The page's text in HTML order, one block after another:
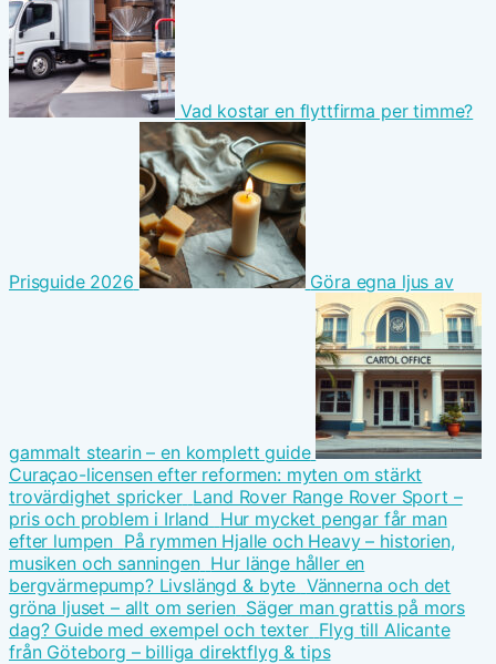
Vad kostar en flyttfirma per timme?
Prisguide 2026 Göra egna ljus av
gammalt stearin – en komplett guide
Curaçao-licensen efter reformen: myten om stärkt
trovärdighet spricker Land Rover Range Rover Sport –
pris och problem i Irland Hur mycket pengar får man
efter lumpen På rymmen Hjalle och Heavy – historien,
musiken och sanningen Hur länge håller en
bergvärmepump? Livslängd & byte Vännerna och det
gröna ljuset – allt om serien Säger man grattis på mors
dag? Guide med exempel och texter Flyg till Alicante
från Göteborg – billiga direktflyg & tips